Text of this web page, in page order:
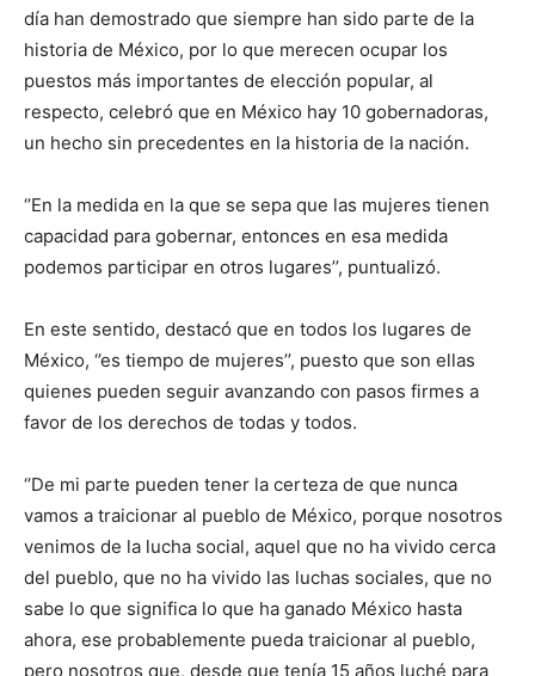
día han demostrado que siempre han sido parte de la
historia de México, por lo que merecen ocupar los
puestos más importantes de elección popular, al
respecto, celebró que en México hay 10 gobernadoras,
un hecho sin precedentes en la historia de la nación.
‘’En la medida en la que se sepa que las mujeres tienen
capacidad para gobernar, entonces en esa medida
podemos participar en otros lugares’’, puntualizó.
En este sentido, destacó que en todos los lugares de
México, ‘’es tiempo de mujeres’’, puesto que son ellas
quienes pueden seguir avanzando con pasos firmes a
favor de los derechos de todas y todos.
‘’De mi parte pueden tener la certeza de que nunca
vamos a traicionar al pueblo de México, porque nosotros
venimos de la lucha social, aquel que no ha vivido cerca
del pueblo, que no ha vivido las luchas sociales, que no
sabe lo que significa lo que ha ganado México hasta
ahora, ese probablemente pueda traicionar al pueblo,
pero nosotros que, desde que tenía 15 años luché para